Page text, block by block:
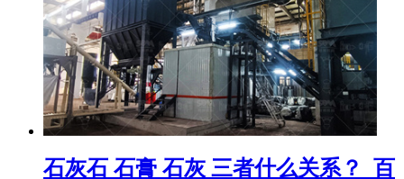
石灰石 石膏 石灰 三者什么关系？_百